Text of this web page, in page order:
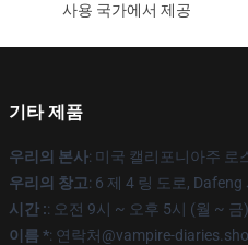
사용 국가에서 제공
기타 제품
우리의 본사: 미국 캘리포니아주 로
우리의 창고: 6 제 4 링 도로, Dafeng
시간 :: 오전 9시 ~ 오후 5시 (월 ~ 금)
이름 *: 연락처@vampire-